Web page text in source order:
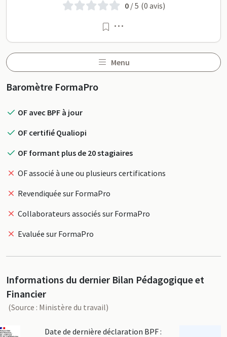
0/ 5 (0 avis)
Menu
Profil
Baromètre FormaPro
OF avec BPF à jour
OF certifié Qualiopi
OF formant plus de 20 stagiaires
OF associé à une ou plusieurs certifications
Revendiquée sur FormaPro
Collaborateurs associés sur FormaPro
Evaluée sur FormaPro
Informations du dernier Bilan Pédagogique et
Financier
(Source : Ministère du travail)
Date de dernière déclaration BPF :